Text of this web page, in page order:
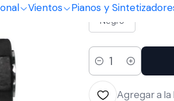
Vientos Pianos y
COLOR
Negro
Cantidad
Agregar a